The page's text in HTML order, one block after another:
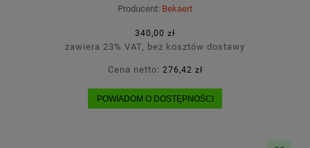
Producent: Bekaert
340,00 zł
zawiera 23% VAT, bez kosztów dostawy
Cena netto: 276,42 zł
POWIADOM O DOSTĘPNOŚCI